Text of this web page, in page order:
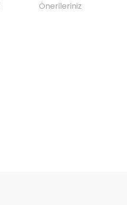
Önerileriniz